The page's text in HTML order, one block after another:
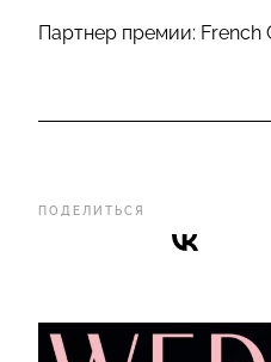
ПОДЕЛИТЬСЯ
Партнер премии: French